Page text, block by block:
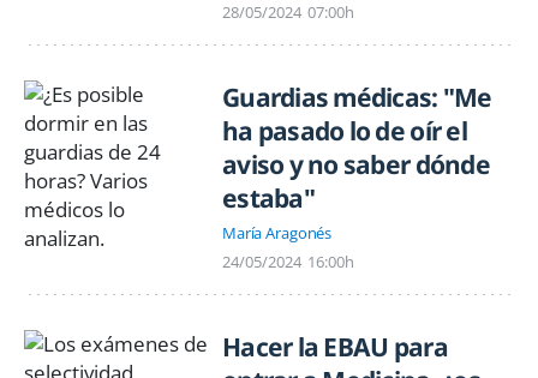
28/05/2024 07:00h
Guardias médicas: "Me
ha pasado lo de oír el
aviso y no saber dónde
estaba"
María Aragonés
24/05/2024 16:00h
Hacer la EBAU para